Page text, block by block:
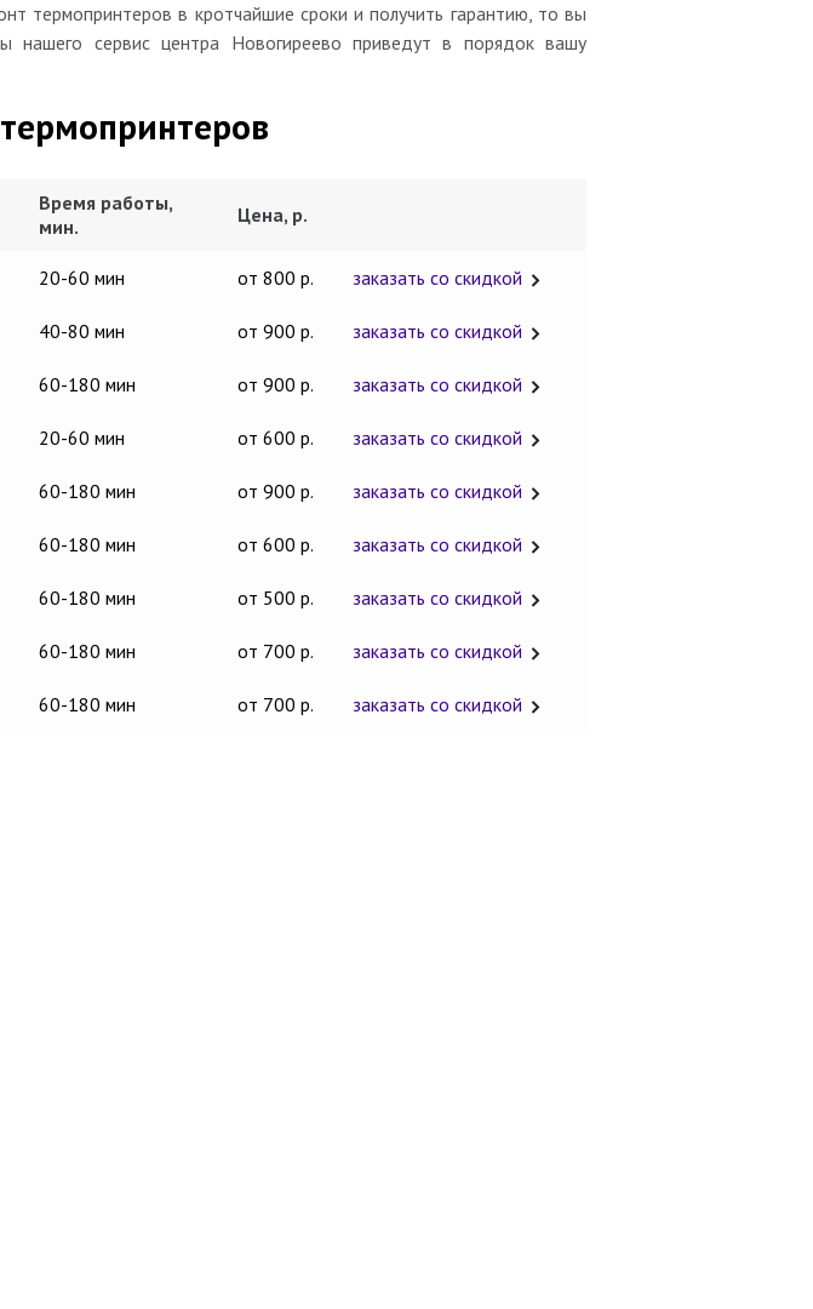
термопринтеров в кротчайшие сроки и получить гарантию, то вы
нашего сервис центра Новогиреево приведут в порядок вашу
Время работы,
мин.
Цена, р.
20-60 мин от 800 р. заказать со скидкой
40-80 мин от 900 р. заказать со скидкой
60-180 мин от 900 р. заказать со скидкой
20-60 мин от 600 р. заказать со скидкой
60-180 мин от 900 р. заказать со скидкой
60-180 мин от 600 р. заказать со скидкой
60-180 мин от 500 р. заказать со скидкой
60-180 мин от 700 р. заказать со скидкой
60-180 мин от 700 р. заказать со скидкой